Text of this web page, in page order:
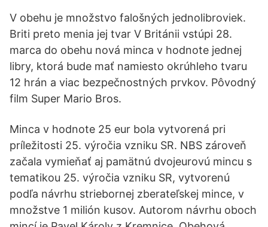
V obehu je množstvo falošných jednolibroviek.
Briti preto menia jej tvar V Británii vstúpi 28.
marca do obehu nová minca v hodnote jednej
libry, ktorá bude mať namiesto okrúhleho tvaru
12 hrán a viac bezpečnostných prvkov. Pôvodný
film Super Mario Bros.
Minca v hodnote 25 eur bola vytvorená pri
príležitosti 25. výročia vzniku SR. NBS zároveň
začala vymieňať aj pamätnú dvojeurovú mincu s
tematikou 25. výročia vzniku SR, vytvorenú
podľa návrhu striebornej zberateľskej mince, v
množstve 1 milión kusov. Autorom návrhu oboch